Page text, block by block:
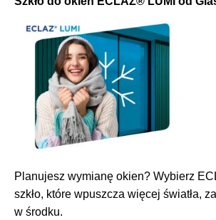
Planujesz wymianę okien? Wybierz
szkło, które wpuszcza więcej światła,
w środku.